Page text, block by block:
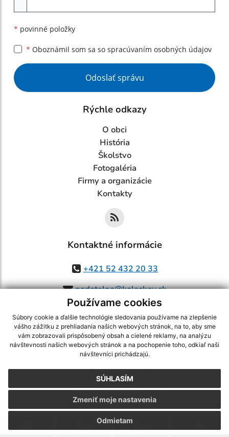
Používame cookies
Súbory cookie a ďalšie technológie sledovania používame na zlepšenie
vášho zážitku z prehliadania našich webových stránok, na to, aby sme
vám zobrazovali prispôsobený obsah a cielené reklamy, na analýzu
návštevnosti našich webových stránok a na pochopenie toho, odkiaľ naši
návštevníci prichádzajú.
SÚHLASÍM
Odmietam
Zmeniť moje nastavenia
* povinné položky
* Oboznámil som sa so spracúvaním osobných údajov
Google reCaptcha Response
Odoslať správu
Rýchle odkazy
O obci
História
Školstvo
Fotogaléria
Firmy a organizácie
Kontakty
Kontaktné informácie
+421 52 432 20 33
podatelna@kolackov.sk
využite možnosť získavania aktuálnych informácií s využitím RSS
CMS systém (redakčný) systém ECHELON 2,Mapa stránok,web portál
webex.digital, s.r.o.,domény,registrácia domény
Posledná aktualizácia:05.08.2026
Vytlačiť stránku|Vyhlásenie o prístupnosti